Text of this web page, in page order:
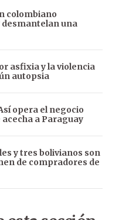
colombiano
una
asfixia y la violencia
autopsia
opera el negocio
a Paraguay
y tres bolivianos son
de compradores de